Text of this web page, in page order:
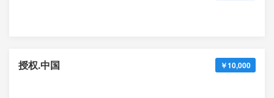
授权.中国 ￥10,000